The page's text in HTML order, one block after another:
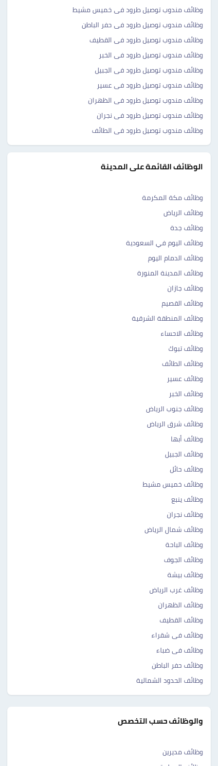
وظائف مندوب توصيل طرود فى خميس مشيط
وظائف مندوب توصيل طرود فى حفر الباطن
وظائف مندوب توصيل طرود فى القطيف
وظائف مندوب توصيل طرود فى الخبر
وظائف مندوب توصيل طرود فى الجبيل
وظائف مندوب توصيل طرود فى عسير
وظائف مندوب توصيل طرود فى الظهران
وظائف مندوب توصيل طرود فى نجران
وظائف مندوب توصيل طرود فى الطائف
الوظائف القائمة على المدينة
وظائف مكة المكرمة
وظائف الرياض
وظائف جدة
وظائف اليوم في السعودية
وظائف الدمام اليوم
وظائف المدينة المنورة
وظائف جازان
وظائف القصيم
وظائف المنطقة الشرقية
وظائف الاحساء
وظائف تبوك
وظائف الطائف
وظائف عسير
وظائف الخبر
وظائف جنوب الرياض
وظائف شرق الرياض
وظائف أبها
وظائف الجبيل
وظائف حائل
وظائف خميس مشيط
وظائف ينبع
وظائف نجران
وظائف شمال الرياض
وظائف الباحة
وظائف الجوف
وظائف بيشة
وظائف غرب الرياض
وظائف الظهران
وظائف القطيف
وظائف فى شقراء
وظائف فى ضباء
وظائف حفر الباطن
وظائف الحدود الشمالية
والوظائف حسب التخصص
وظائف مديرين